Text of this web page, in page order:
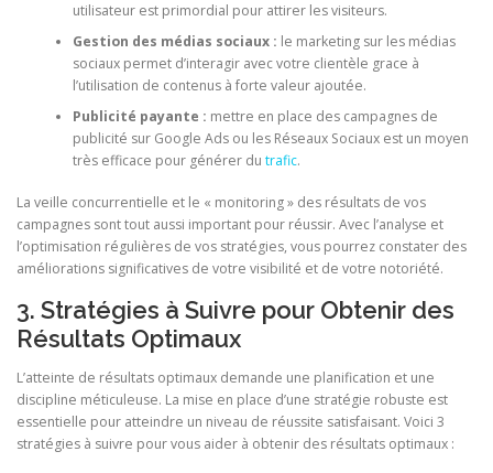
utilisateur est primordial pour attirer les visiteurs.
Gestion des médias sociaux : le marketing sur les médias
sociaux permet d’interagir avec votre clientèle grace à
l’utilisation de contenus à forte valeur ajoutée.
Publicité payante : mettre en place des campagnes de
publicité sur Google Ads ou les Réseaux Sociaux est un moyen
très efficace pour générer du trafic.
La veille concurrentielle et le « monitoring » des résultats de vos
campagnes sont tout aussi important pour réussir. Avec l’analyse et
l’optimisation régulières de vos stratégies, vous pourrez constater des
améliorations significatives de votre visibilité et de votre notoriété.
3. Stratégies à Suivre pour Obtenir des
Résultats Optimaux
L’atteinte de résultats optimaux demande une planification et une
discipline méticuleuse. La mise en place d’une stratégie robuste est
essentielle pour atteindre un niveau de réussite satisfaisant. Voici 3
stratégies à suivre pour vous aider à obtenir des résultats optimaux :